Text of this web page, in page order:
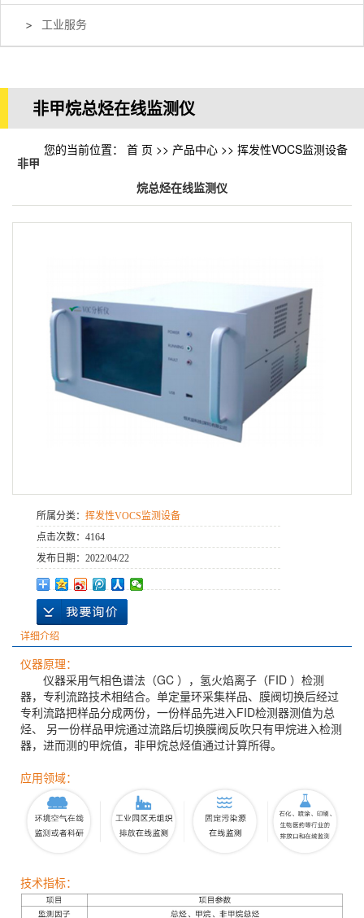
工业服务
非甲烷总烃在线监测仪
您的当前位置： 首 页 >> 产品中心 >> 挥发性VOCS监测设备
非甲
烷总烃在线监测仪
所属分类： 挥发性VOCS监测设备
点击次数： 4164
发布日期： 2022/04/22
详细介绍
仪器原理：
仪器采用气相色谱法（GC ），氢火焰离子（FID ）检测
器，专利流路技术相结合。单定量环采集样品、膜阀切换后经过
专利流路把样品分成两份，一份样品先进入FID检测器测值为总
烃、 另一份样品甲烷通过流路后切换膜阀反吹只有甲烷进入检测
器，进而测的甲烷值，非甲烷总烃值通过计算所得。
应用领域：
技术指标：